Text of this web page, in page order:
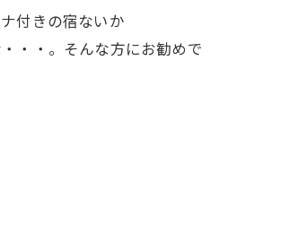
付きの宿ないか
・・。そんな方にお勧めで